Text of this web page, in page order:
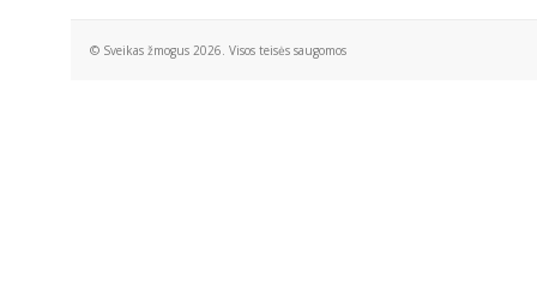
© Sveikas žmogus 2026. Visos teisės saugomos